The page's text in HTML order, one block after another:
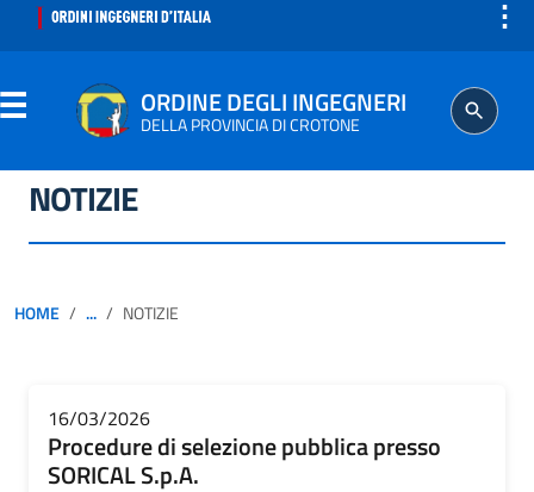
⋮
ORDINE DEGLI INGEGNERI
DELLA PROVINCIA DI CROTONE
ORDINE
PROFESSIONE
AGGIORNAMENTO PROFESSIONALE
NOTIZIE
HOME ... NOTIZIE
16/03/2026
Procedure di selezione pubblica presso
SORICAL S.p.A.